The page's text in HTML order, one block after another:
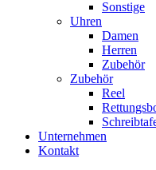
Sonstige
Uhren
Damen
Herren
Zubehör
Zubehör
Reel
Unternehmen
Kontakt